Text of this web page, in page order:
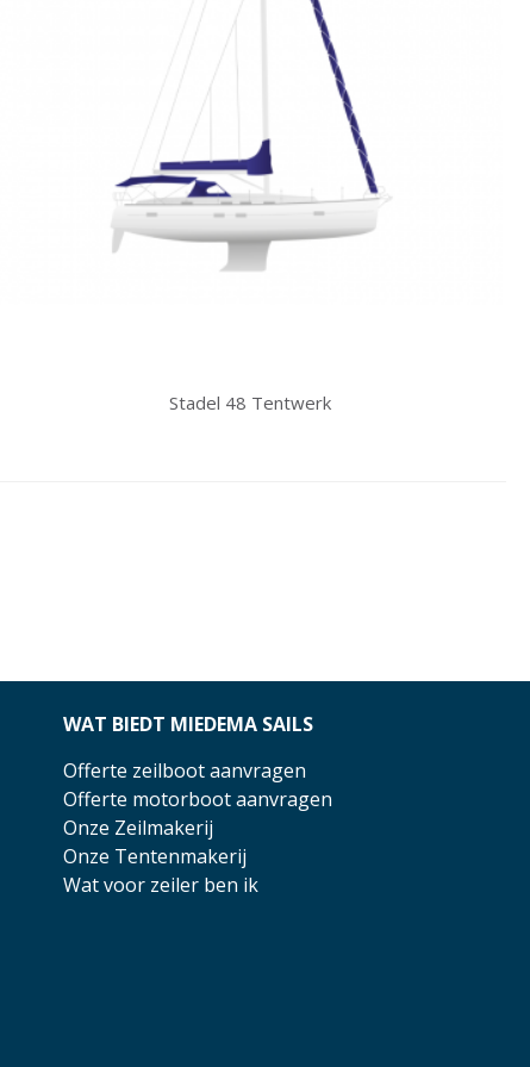
Stadel 48 Tentwerk
WAT BIEDT MIEDEMA SAILS
Offerte zeilboot aanvragen
Offerte motorboot aanvragen
Onze Zeilmakerij
Onze Tentenmakerij
Wat voor zeiler ben ik